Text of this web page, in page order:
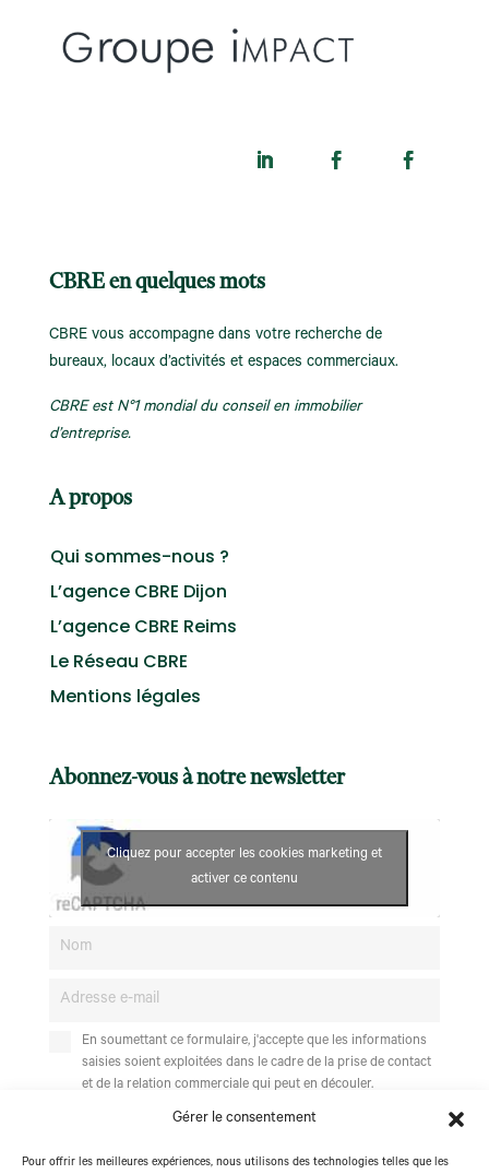
Gérer le consentement
Pour offrir les meilleures expériences, nous utilisons des technologies telles que les
CBRE en quelques mots
CBRE vous accompagne dans votre recherche de
bureaux, locaux d’activités et espaces commerciaux.
CBRE est N°1 mondial du conseil en immobilier
d’entreprise.
A propos
Qui sommes-nous ?
L’agence CBRE Dijon
L’agence CBRE Reims
Le Réseau CBRE
Mentions légales
Abonnez-vous à notre newsletter
Cliquez pour accepter les cookies marketing et
activer ce contenu
En soumettant ce formulaire, j'accepte que les informations
saisies soient exploitées dans le cadre de la prise de contact
et de la relation commerciale qui peut en découler.
Pour connaître et exercer vos droits, notamment de votre retrait de
veuillez consulter notrepolitique de confidentialité.